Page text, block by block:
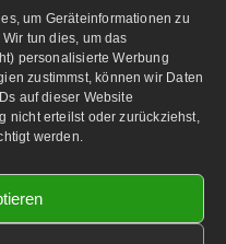
um Geräteinformationen zu
tun dies, um das
personalisierte Werbung
zustimmst, können wir Daten
auf dieser Website
nicht erteilst oder zurückziehst,
werden.